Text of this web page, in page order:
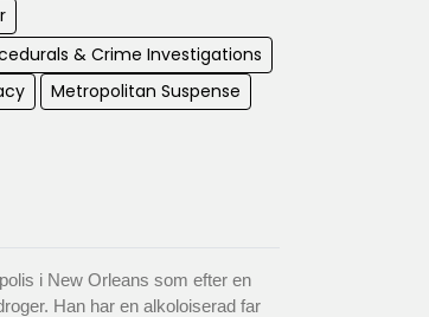
& Crime Investigations
Metropolitan Suspense
i New Orleans som efter en
Han har en alkoloiserad far